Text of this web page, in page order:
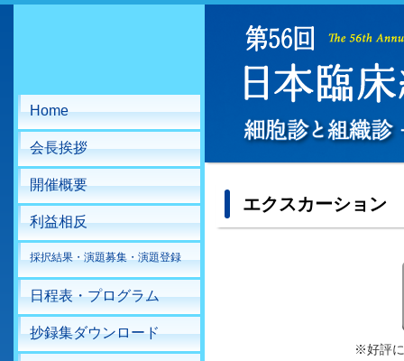
エクスカーション
※好評
Home
会長挨拶
開催概要
利益相反
採択結果・演題募集・演題登録
日程表・プログラム
抄録集ダウンロード